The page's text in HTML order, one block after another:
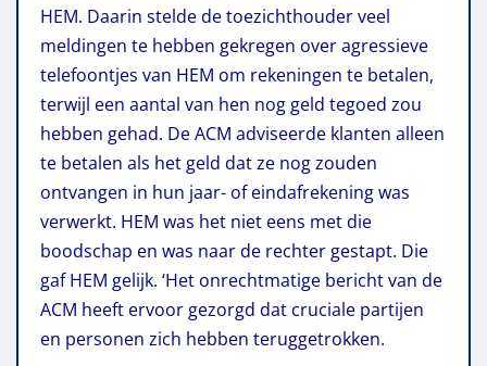
HEM. Daarin stelde de toezichthouder veel
meldingen te hebben gekregen over agressieve
telefoontjes van HEM om rekeningen te betalen,
terwijl een aantal van hen nog geld tegoed zou
hebben gehad. De ACM adviseerde klanten alleen
te betalen als het geld dat ze nog zouden
ontvangen in hun jaar- of eindafrekening was
verwerkt. HEM was het niet eens met die
boodschap en was naar de rechter gestapt. Die
gaf HEM gelijk. ‘Het onrechtmatige bericht van de
ACM heeft ervoor gezorgd dat cruciale partijen
en personen zich hebben teruggetrokken.